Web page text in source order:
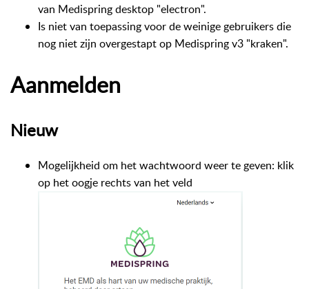
van Medispring desktop "electron".
Is niet van toepassing voor de weinige gebruikers die
nog niet zijn overgestapt op Medispring v3 "kraken".
Aanmelden
Nieuw
Mogelijkheid om het wachtwoord weer te geven: klik
op het oogje rechts van het veld